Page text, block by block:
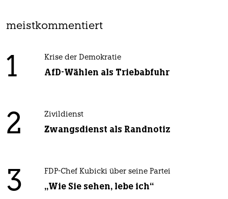
meistkommentiert
1 Krise der Demokratie
AfD-Wählen als Triebabfuhr
2 Zivildienst
Zwangsdienst als Randnotiz
3 FDP-Chef Kubicki über seine Partei
„Wie Sie sehen, lebe ich“